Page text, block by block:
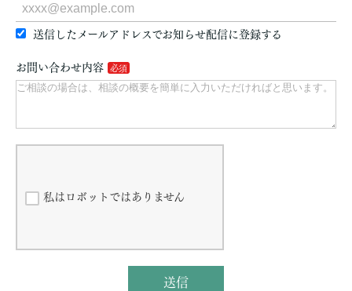
送信したメールアドレスでお知らせ配信に登録する
お問い合わせ内容
私はロボットではありません
送信